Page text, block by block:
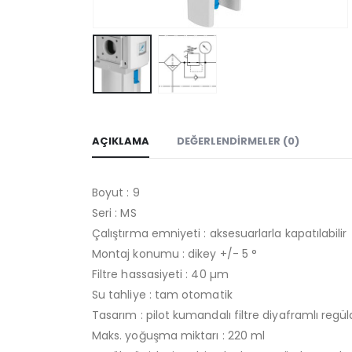
AÇIKLAMA DEĞERLENDIRMELER (0)
Boyut : 9
Seri : MS
Çalıştırma emniyeti : aksesuarlarla kapatılabilir
Montaj konumu : dikey +/- 5 °
Filtre hassasiyeti : 40 µm
Su tahliye : tam otomatik
Tasarım : pilot kumandalı filtre diyaframlı
Maks. yoğuşma miktarı : 220 ml